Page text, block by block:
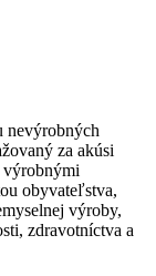
nevýrobných
za akúsi
výrobnými
obyvateľstva,
výroby,
zdravotníctva a